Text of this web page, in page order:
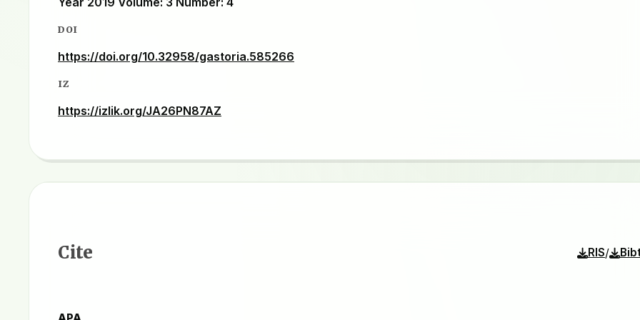
DOI
https://doi.org/10.32958/gastoria.585266
IZ
https://izlik.org/JA26PN87AZ
Cite RIS/